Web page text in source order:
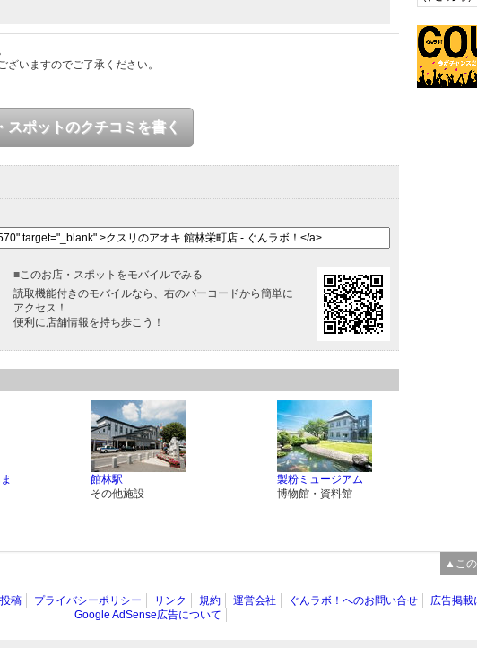
いますのでご了承ください。
スポットのクチコミを書く
■このお店・スポットをモバイルでみる
読取機能付きのモバイルなら、右のバーコードから簡単に
アクセス！
便利に店舗情報を持ち歩こう！
館林駅
その他施設
製粉ミュージアム
博物館・資料館
▲この
稿 プライバシーポリシー リンク 規約 運営会社 ぐんラボ！へのお問い合せ
広告掲載
Google AdSense広告について